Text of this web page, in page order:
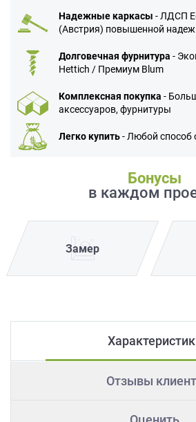
Надежные каркасы - ЛДСП
(Австрия) повышенной
Долговечная фурнитура -
Hettich / Премиум Blum
Комплексная покупка -
аксессуаров, фурнитуры
Легко купить- Любой способ
Бонусы
в каждом
Замер
Отзывы